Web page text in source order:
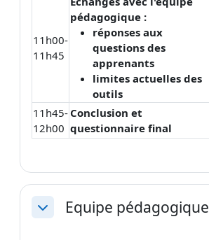
11h00-
11h45
pédagogique :
réponses aux
questions des
apprenants
limites actuelles des
outils
11h45-
12h00
Conclusion et
questionnaire final
ReplierEquipe pédagogique